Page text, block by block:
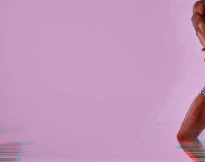
2013 - 2026, Všechna práva
šíření obsahu bez předchozího souhlasu